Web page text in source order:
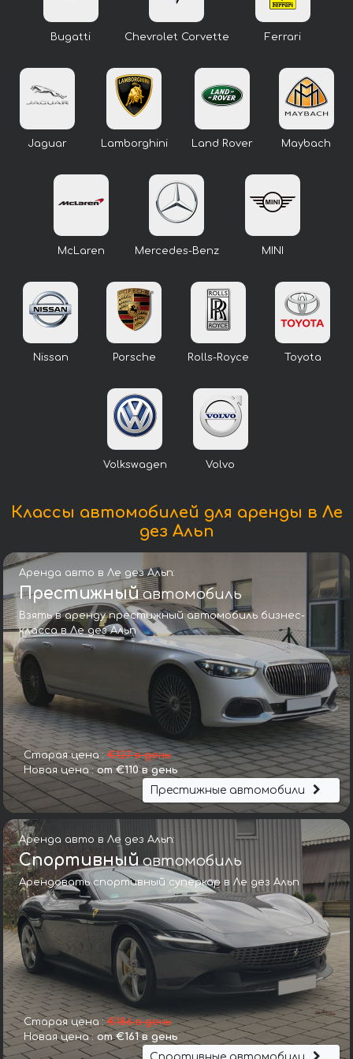
Bugatti Chevrolet Corvette Ferrari
Jaguar Lamborghini Land Rover Maybach
McLaren Mercedes-Benz MINI
Nissan Porsche Rolls-Royce Toyota
Volkswagen Volvo
Классы автомобилей для аренды в Ле
дез Альп
Аренда авто в Ле дез Альп:
Престижныйавтомобиль
Взять в аренду престижный автомобиль бизнес-
класса в Ле дез Альп
Старая цена : €127 в день
Новая цена :от €110 в день
Престижные автомобили
Аренда авто в Ле дез Альп:
Спортивныйавтомобиль
Арендовать спортивный суперкар в Ле дез Альп
Старая цена :€186 в день
Новая цена : от €161 в день